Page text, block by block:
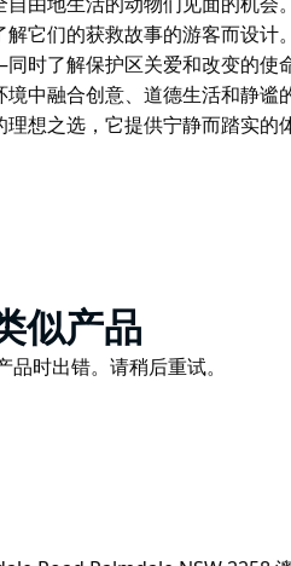
解它们的获救故事的游客而设
时了解保护区关爱和改变的使
境中融合创意、道德生活和静
理想之选，它提供宁静而踏实的
客参加小团体体验，专为寻求
猪、山羊和其他动物——它们各
全年还会举办一系列精心策划
和善意。
。
似产品
品时出错。请稍后重试。